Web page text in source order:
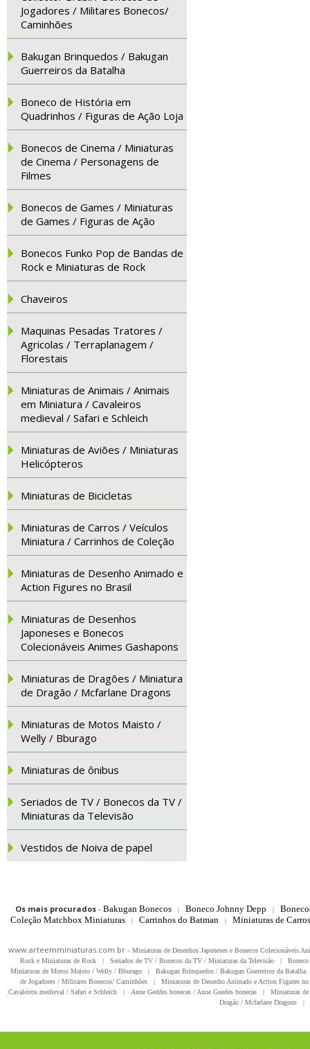
Jogadores / Militares Bonecos/
Caminhões
Bakugan Brinquedos / Bakugan
Guerreiros da Batalha
Boneco de História em
Quadrinhos / Figuras de Ação Loja
Bonecos de Cinema / Miniaturas
de Cinema / Personagens de
Filmes
Bonecos de Games / Miniaturas
de Games / Figuras de Ação
Bonecos Funko Pop de Bandas de
Rock e Miniaturas de Rock
Chaveiros
Maquinas Pesadas Tratores /
Agricolas / Terraplanagem /
Florestais
Miniaturas de Animais / Animais
em Miniatura / Cavaleiros
medieval / Safari e Schleich
Miniaturas de Aviões / Miniaturas
Helicópteros
Miniaturas de Bicicletas
Miniaturas de Carros / Veículos
Miniatura / Carrinhos de Coleção
Miniaturas de Desenho Animado e
Action Figures no Brasil
Miniaturas de Desenhos
Japoneses e Bonecos
Colecionáveis Animes Gashapons
Miniaturas de Dragões / Miniatura
de Dragão / Mcfarlane Dragons
Miniaturas de Motos Maisto /
Welly / Bburago
Miniaturas de ônibus
Seriados de TV / Bonecos da TV /
Miniaturas da Televisão
Vestidos de Noiva de papel
Os mais procurados- Bakugan Bonecos | Boneco Johnny Depp |
Coleção Matchbox Miniaturas
| Carrinhos do Batman | Miniaturas de
www.arteemminiaturas.com.br - Miniaturas de Desenhos Japoneses e Bonecos Colecionáveis
Rock e Miniaturas de Rock
| Seriados de TV / Bonecos da TV / Miniaturas da Televisão |
Miniaturas de Motos Maisto / Welly / Bburago
| Bakugan Brinquedos / Bakugan Guerreiros da Batalha
de Jogadores / Militares Bonecos/ Caminhões
|
Miniaturas de Desenho Animado e Action Figures
Cavaleiros medieval / Safari e Schleich
| Anne Geddes bonecas / Anne Guedes bonecas |
Miniaturas
Dragão / Mcfarlane Dragons
|